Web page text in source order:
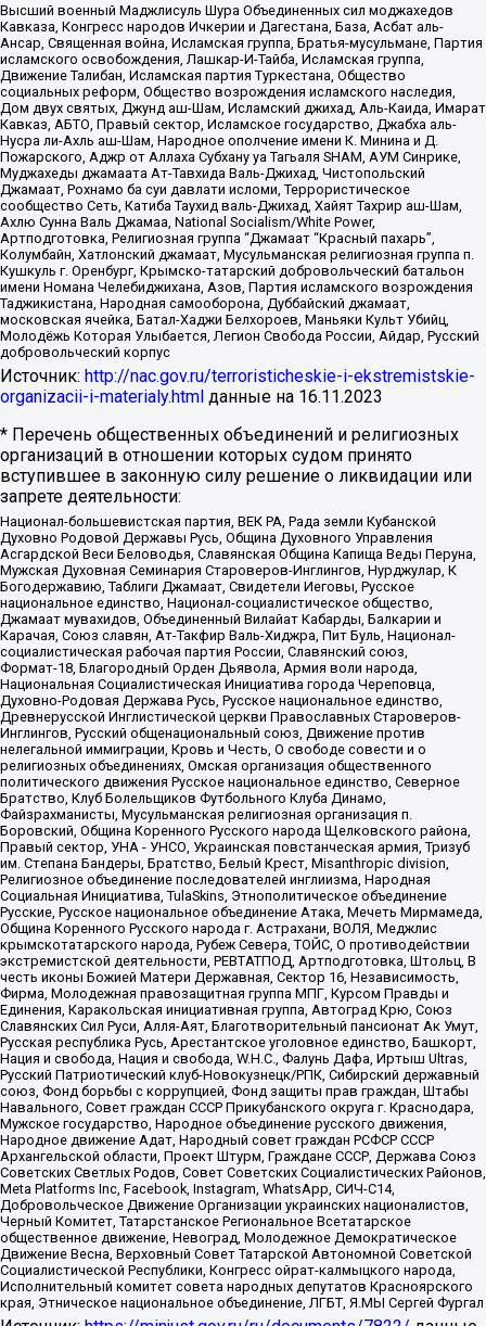
Высший военный Маджлисуль Шура Объединенных сил моджахедов
Кавказа, Конгресс народов Ичкерии и Дагестана, База, Асбат аль-
Ансар, Священная война, Исламская группа, Братья-мусульмане, Партия
исламского освобождения, Лашкар-И-Тайба, Исламская группа,
Движение Талибан, Исламская партия Туркестана, Общество
социальных реформ, Общество возрождения исламского наследия,
Дом двух святых, Джунд аш-Шам, Исламский джихад, Аль-Каида, Имарат
Кавказ, АБТО, Правый сектор, Исламское государство, Джабха аль-
Нусра ли-Ахль аш-Шам, Народное ополчение имени К. Минина и Д.
Пожарского, Аджр от Аллаха Субхану уа Тагьаля SHAM, АУМ Синрике,
Муджахеды джамаата Ат-Тавхида Валь-Джихад, Чистопольский
Джамаат, Рохнамо ба суи давлати исломи, Террористическое
сообщество Сеть, Катиба Таухид валь-Джихад, Хайят Тахрир аш-Шам,
Ахлю Сунна Валь Джамаа, National Socialism/White Power,
Артподготовка, Религиозная группа “Джамаат “Красный пахарь”,
Колумбайн, Хатлонский джамаат, Мусульманская религиозная группа п.
Кушкуль г. Оренбург, Крымско-татарский добровольческий батальон
имени Номана Челебиджихана, Азов, Партия исламского возрождения
Таджикистана, Народная самооборона, Дуббайский джамаат,
московская ячейка, Батал-Хаджи Белхороев, Маньяки Культ Убийц,
Молодёжь Которая Улыбается, Легион Свобода России, Айдар, Русский
добровольческий корпус
Источник: http://nac.gov.ru/terroristicheskie-i-ekstremistskie-
organizacii-i-materialy.html данные на 16.11.2023
* Перечень общественных объединений и религиозных
организаций в отношении которых судом принято
вступившее в законную силу решение о ликвидации или
запрете деятельности:
Национал-большевистская партия, ВЕК РА, Рада земли Кубанской
Духовно Родовой Державы Русь, Община Духовного Управления
Асгардской Веси Беловодья, Славянская Община Капища Веды Перуна,
Мужская Духовная Семинария Староверов-Инглингов, Нурджулар, К
Богодержавию, Таблиги Джамаат, Свидетели Иеговы, Русское
национальное единство, Национал-социалистическое общество,
Джамаат мувахидов, Объединенный Вилайат Кабарды, Балкарии и
Карачая, Союз славян, Ат-Такфир Валь-Хиджра, Пит Буль, Национал-
социалистическая рабочая партия России, Славянский союз,
Формат-18, Благородный Орден Дьявола, Армия воли народа,
Национальная Социалистическая Инициатива города Череповца,
Духовно-Родовая Держава Русь, Русское национальное единство,
Древнерусской Инглистической церкви Православных Староверов-
Инглингов, Русский общенациональный союз, Движение против
нелегальной иммиграции, Кровь и Честь, О свободе совести и о
религиозных объединениях, Омская организация общественного
политического движения Русское национальное единство, Северное
Братство, Клуб Болельщиков Футбольного Клуба Динамо,
Файзрахманисты, Мусульманская религиозная организация п.
Боровский, Община Коренного Русского народа Щелковского района,
Правый сектор, УНА - УНСО, Украинская повстанческая армия, Тризуб
им. Степана Бандеры, Братство, Белый Крест, Misanthropic division,
Религиозное объединение последователей инглиизма, Народная
Социальная Инициатива, TulaSkins, Этнополитическое объединение
Русские, Русское национальное объединение Атака, Мечеть Мирмамеда,
Община Коренного Русского народа г. Астрахани, ВОЛЯ, Меджлис
крымскотатарского народа, Рубеж Севера, ТОЙС, О противодействии
экстремистской деятельности, РЕВТАТПОД, Артподготовка, Штольц, В
честь иконы Божией Матери Державная, Сектор 16, Независимость,
Фирма, Молодежная правозащитная группа МПГ, Курсом Правды и
Единения, Каракольская инициативная группа, Автоград Крю, Союз
Славянских Сил Руси, Алля-Аят, Благотворительный пансионат Ак Умут,
Русская республика Русь, Арестантское уголовное единство, Башкорт,
Нация и свобода, Нация и свобода, W.H.С., Фалунь Дафа, Иртыш Ultras,
Русский Патриотический клуб-Новокузнецк/РПК, Сибирский державный
союз, Фонд борьбы с коррупцией, Фонд защиты прав граждан, Штабы
Навального, Совет граждан СССР Прикубанского округа г. Краснодара,
Мужское государство, Народное объединение русского движения,
Народное движение Адат, Народный совет граждан РСФСР СССР
Архангельской области, Проект Штурм, Граждане СССР, Держава Союз
Советских Светлых Родов, Совет Советских Социалистических Районов,
Meta Platforms Inc, Facebook, Instagram, WhatsApp, СИЧ-С14,
Добровольческое Движение Организации украинских националистов,
Черный Комитет, Татарстанское Региональное Всетатарское
общественное движение, Невоград, Молодежное Демократическое
Движение Весна, Верховный Совет Татарской Автономной Советской
Социалистической Республики, Конгресс ойрат-калмыцкого народа,
Исполнительный комитет совета народных депутатов Красноярского
края, Этническое национальное объединение, ЛГБТ, Я.МЫ Сергей Фургал